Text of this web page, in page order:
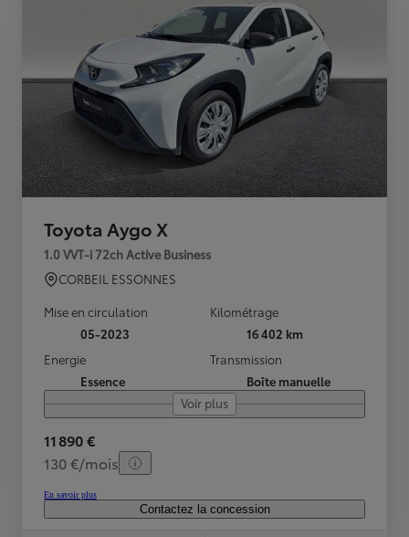
Toyota Aygo X
1.0 VVT-i 72ch Active Business
CORBEIL ESSONNES
Mise en circulation
05-2023
Kilométrage
16 402 km
Energie
Essence
Transmission
Boîte manuelle
Voir plus
11 890 €
130 €/mois
En savoir plus
Contactez la concession